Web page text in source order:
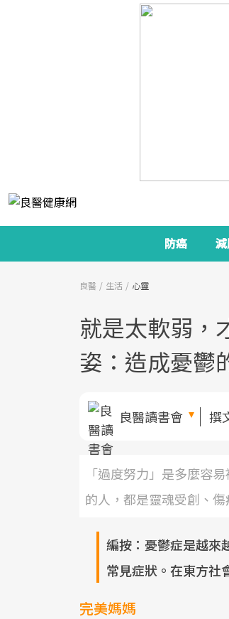
防癌
良醫 生活 心靈
就是太軟弱，
姿：造成憂鬱
良醫讀書會 撰
「過度努力」是多麼容
的人，都是靈魂受創、傷
編按：憂鬱症是越來
常見症狀。在東方社
完美媽媽